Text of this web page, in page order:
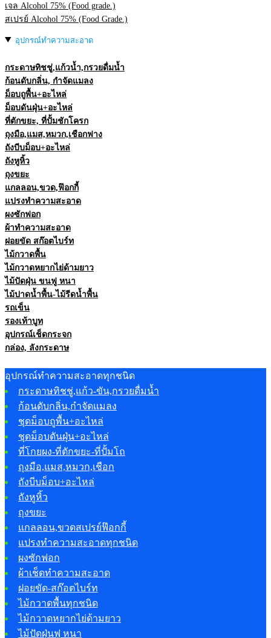
เจล Alcohol 75% (Food grade.)
สเปรย์ Alcohol 75% (Food Grade.)
อุปกรณ์ทำความสะอาด
กระดาษทิชชู่,แก้วน้ำ,กรวยดื่มน้ำ
ก้อนดับกลิ่น, กำจัดแมลง
ม็อบถูพื้น+อะไหล่
ม็อบดันฝุ่น+อะไหล่
ที่ตักขยะ, ที่ปั้มชักโครก
ถุงมือ,แมส,หมวก,เชือกฟาง
ถังบีบม็อบ+อะไหล่
ถังหูหิ้ว
ถุงขยะ
แกลลอน,ขวด,ฟ๊อกกี้
แปรงทำความสะอาด
ผงซักฟอก
ผ้าทำความสะอาด
ฝอยขัด สก๊อตไบร์ท
ไม้กวาดพื้น
ไม้กวาดหยากไย่ด้ามยาว
ไม้ปัดฝุ่น ขนฟู หนา
ไม้ปาดน้ำพื้น-ไม้รีดน้ำพื้น
รถเข็น
รองเท้าบูท
อุปกรณ์เช็ดกระจก
กล่อง, ลังกระดาษ
อุปกรณ์ทำความสะอาดทุกชนิด
กระดาษทิชชู่,แก้ว-ขัน,กรวยดื่มน้ำ
ก้อนดับกลิ่น,กำจัดแมลง
ชุดม็อบถูพื้น+อะไหล่
ชุดม็อบดันฝุ่น+อะไหล่
ที่โกยผง-ที่ตักขยะ-ที่ปั้มโถ
ถุงมือ,แมส,หมวก,เชือก
ถังบีบม็อบ+อะไหล่
ถังหูหิ้ว
ถุงขยะ
แกลลอน,ขวดสเปรย์ฟ๊อกกี้
แปรงทำความสะอาดทุกชนิด
ผงซักฟอก
ผ้าเช็ดทำความสะอาด
ฝอยขัด-สก๊อตไบร์ท
ไม้กวาดพื้นทุกชนิด
ไม้กวาดหยากไย่ด้ามยาว
ไม้ปัดฝุ่นฟู หนา